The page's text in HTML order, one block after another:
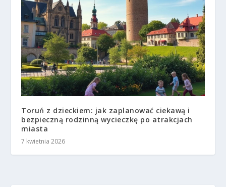
Toruń z dzieckiem: jak zaplanować ciekawą i
bezpieczną rodzinną wycieczkę po atrakcjach
miasta
7 kwietnia 2026